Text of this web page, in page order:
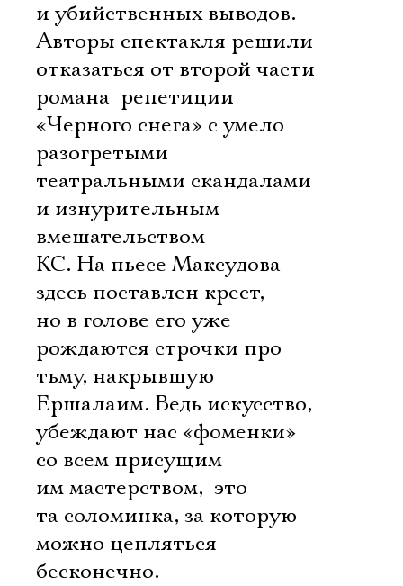
и убийственных выводов.
Авторы спектакля решили
отказаться от второй части
романа  репетиции
«Черного снега» с умело
разогретыми
театральными скандалами
и изнурительным
вмешательством
КС. На пьесе Максудова
здесь поставлен крест,
но в голове его уже
рождаются строчки про
тьму, накрывшую
Ершалаим. Ведь искусство,
убеждают нас «фоменки»
со всем присущим
им мастерством,  это
та соломинка, за которую
можно цепляться
бесконечно.
Электропочта
Имя